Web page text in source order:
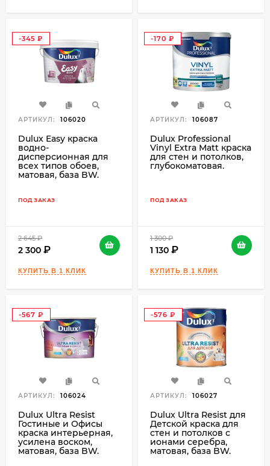
-345
₽
АРТИКУЛ: 106020
Dulux Easy краска
водно-
дисперсионная для
всех типов обоев,
матовая, база BW.
ПОД ЗАКАЗ
2 645
2 300
-170
₽
АРТИКУЛ: 106087
Dulux Professional
Vinyl Extra Matt краска
для стен и потолков,
глубокоматовая.
ПОД ЗАКАЗ
1 300
1 130
-567
₽
АРТИКУЛ: 106024
Dulux Ultra Resist
Гостиные и Офисы
краска интерьерная,
усилена воском,
матовая, база BW.
-576
АРТИКУЛ: 106027
Dulux Ultra Resist для
Детской краска для
стен и потолков с
ионами серебра,
матовая, база BW.